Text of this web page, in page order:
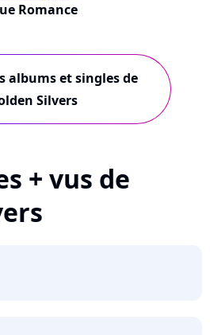
Romance
albums et singles de
Silvers
+ vus de